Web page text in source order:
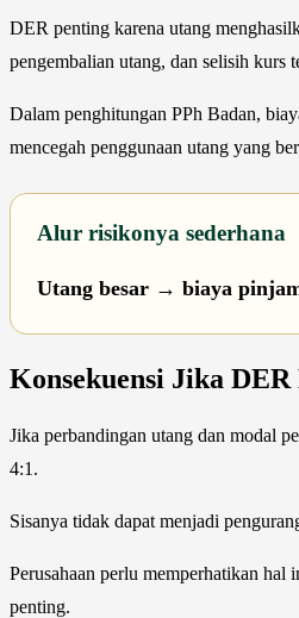
DER penting karena utang
pengembalian utang, dan selisih kurs
Dalam penghitungan PPh Badan,
mencegah penggunaan utang yang
Alur risikonya sederhana
Utang besar → biaya
Konsekuensi Jika
Jika perbandingan utang dan modal
4:1.
Sisanya tidak dapat menjadi
Perusahaan perlu memperhatikan hal
penting.